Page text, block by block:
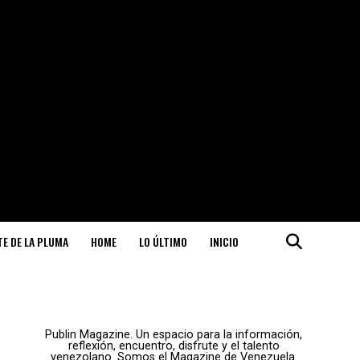
DE LA PLUMA HOME LO ÚLTIMO INICIO
Publin Magazine. Un espacio para la información,
reflexión, encuentro, disfrute y el talento
venezolano. Somos el Magazine de Venezuela.